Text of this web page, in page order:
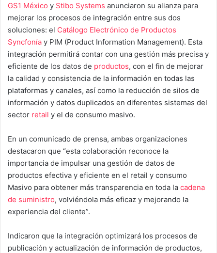
GS1 México y Stibo Systems anunciaron su alianza para
mejorar los procesos de integración entre sus dos
soluciones: el Catálogo Electrónico de Productos
Syncfonía y PIM (Product Information Management). Esta
integración permitirá contar con una gestión más precisa y
eficiente de los datos de productos, con el fin de mejorar
la calidad y consistencia de la información en todas las
plataformas y canales, así como la reducción de silos de
información y datos duplicados en diferentes sistemas del
sector retail y el de consumo masivo.
En un comunicado de prensa, ambas organizaciones
destacaron que “esta colaboración reconoce la
importancia de impulsar una gestión de datos de
productos efectiva y eficiente en el retail y consumo
Masivo para obtener más transparencia en toda la cadena
de suministro, volviéndola más eficaz y mejorando la
experiencia del cliente”.
Indicaron que la integración optimizará los procesos de
publicación y actualización de información de productos,